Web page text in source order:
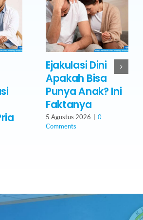
Ejakulasi Dini
Apakah Bisa
Punya Anak? Ini
Faktanya
5 Agustus 2026
0
Comments